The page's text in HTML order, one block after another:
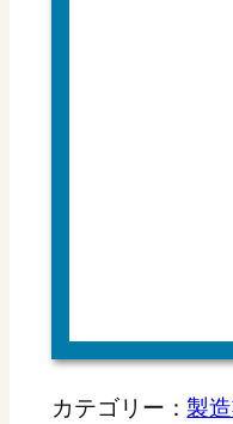
カテゴリー：製